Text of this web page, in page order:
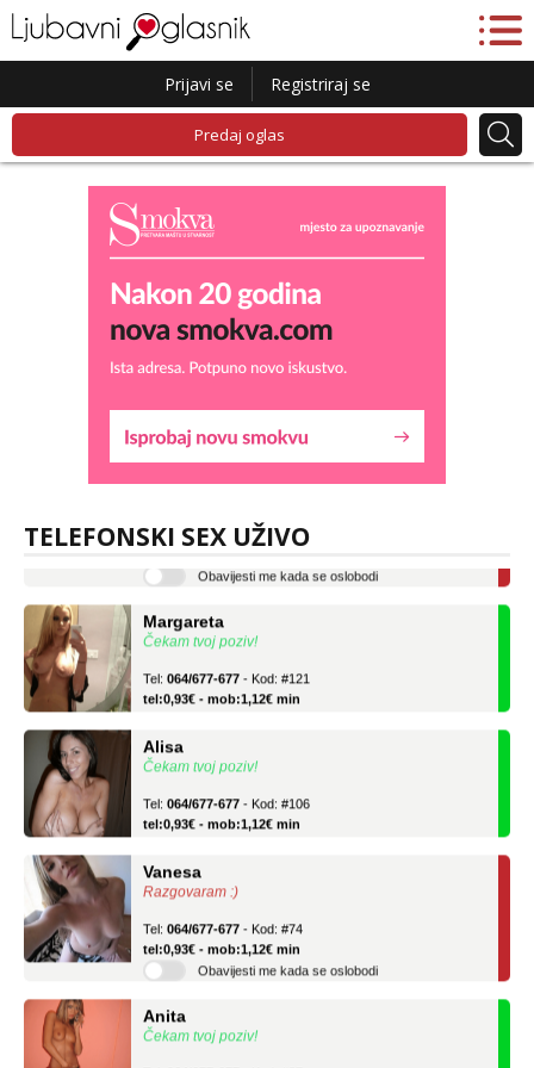
Prijavi se Registriraj se
Predaj oglas
TELEFONSKI SEX UŽIVO
Liliana
tel:0,93€ - mob:1,12€ min
Čekam tvoj poziv!
tel:0,93€ - mob:1,12€ min
Čekam tvoj poziv!
tel:0,93€ - mob:1,12€ min
Razgovaram :)
tel:0,93€ - mob:1,12€ min
Obavijesti me kada se oslobodi
Čekam tvoj poziv!